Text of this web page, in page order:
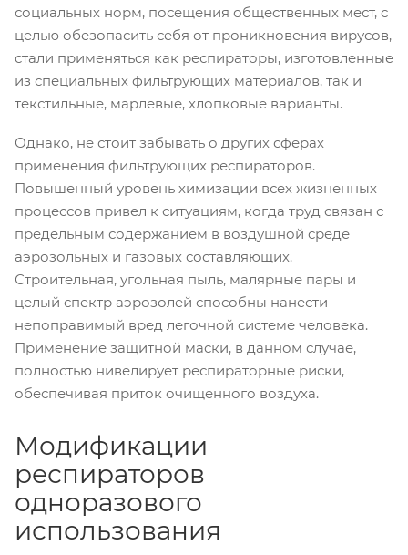
социальных норм, посещения общественных мест, с
целью обезопасить себя от проникновения вирусов,
стали применяться как респираторы, изготовленные
из специальных фильтрующих материалов, так и
текстильные, марлевые, хлопковые варианты.
Однако, не стоит забывать о других сферах
применения фильтрующих респираторов.
Повышенный уровень химизации всех жизненных
процессов привел к ситуациям, когда труд связан с
предельным содержанием в воздушной среде
аэрозольных и газовых составляющих.
Строительная, угольная пыль, малярные пары и
целый спектр аэрозолей способны нанести
непоправимый вред легочной системе человека.
Применение защитной маски, в данном случае,
полностью нивелирует респираторные риски,
обеспечивая приток очищенного воздуха.
Модификации
респираторов
одноразового
использования